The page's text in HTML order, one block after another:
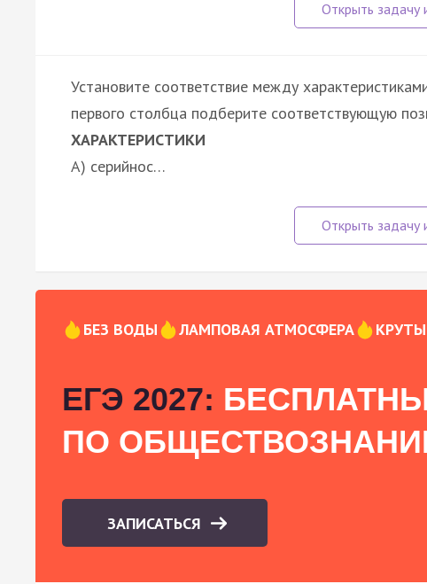
Установите соответствие между
первого столбца подберите соответствующую
ХАРАКТЕРИСТИКИ
А) серийнос…
БЕЗ ВОДЫ ЛАМПОВАЯ АТМОСФЕРА
ЕГЭ 2027:
ПО
ЗАПИСАТЬСЯ